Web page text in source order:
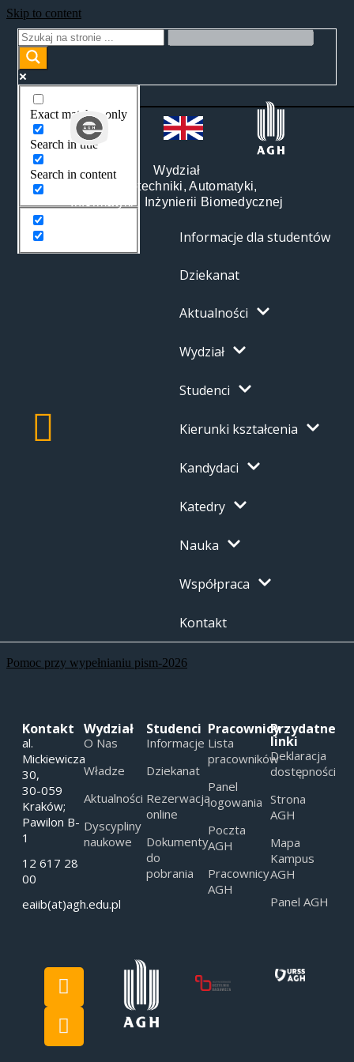
Skip to content
Exact matches only
Search in title
Search in content
Wydział
Elektrotechniki, Automatyki,
Informatyki i Inżynierii Biomedycznej
Informacje dla studentów
Dziekanat
Aktualności
Wydział
Studenci
Kierunki kształcenia
Kandydaci
Katedry
Nauka
Współpraca
Kontakt
Pomoc przy wypełnianiu pism-2026
Kontakt
al.
Mickiewicza
30,
30-059
Kraków;
Pawilon B-
1
12 617 28
00
eaiib(at)agh.edu.pl
Wydział
O Nas
Władze
Aktualności
Dyscypliny
naukowe
Studenci
Informacje
Dziekanat
Rezerwacja
online
Dokumenty
do
pobrania
Pracownicy
Lista
pracowników
Panel
logowania
Poczta
AGH
Pracownicy
AGH
Przydatne
linki
Deklaracja
dostępności
Strona
AGH
Mapa
Kampus
AGH
Panel AGH